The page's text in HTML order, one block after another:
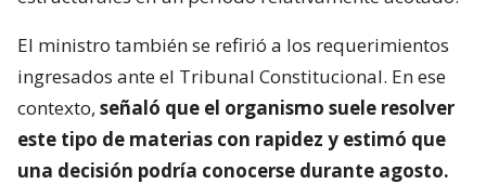
El ministro también se refirió a los requerimientos
ingresados ante el Tribunal Constitucional. En ese
contexto, señaló que el organismo suele resolver
este tipo de materias con rapidez y estimó que
una decisión podría conocerse durante agosto.